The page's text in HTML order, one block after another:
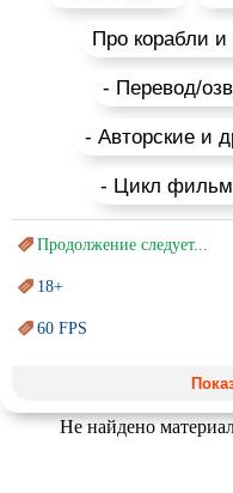
В данной
полнометражных аниме,
или скачать
Помните о том, что это
мультфильмы и не все
в списке присутствует и
Продолжение следует...
18+
60 FPS
Marvel
Не найдено